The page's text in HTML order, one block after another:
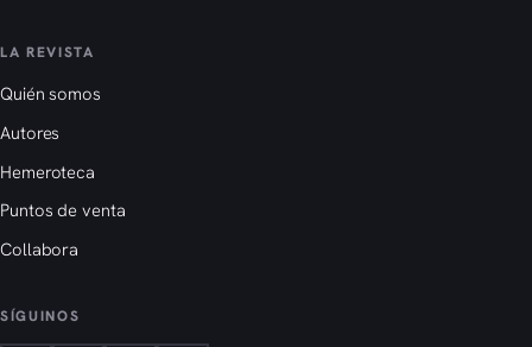
LA REVISTA
Quién somos
Autores
Hemeroteca
Puntos de venta
Collabora
SÍGUINOS